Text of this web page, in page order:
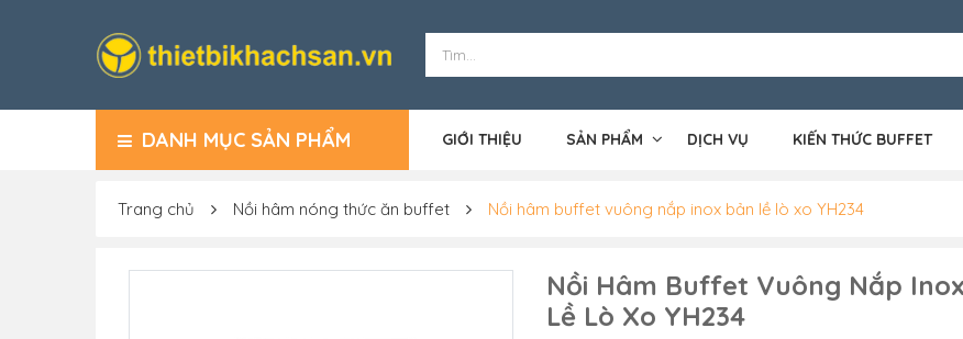
DANH MỤC SẢN PHẨM GIỚI THIỆU SẢN PHẨM DỊCH VỤ KIẾN THỨC BUFFET
Trang chủ Nồi hâm nóng thức ăn buffet Nồi hâm buffet vuông nắp inox bản lề lò xo YH234
Nồi Hâm Buffet Vuông Nắp
Lề Lò Xo YH234